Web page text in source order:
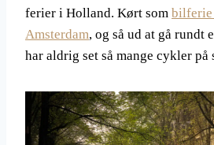
ferier i Holland. Kørt som bilferie
Amsterdam, og så ud at gå rundt
har aldrig set så mange cykler på